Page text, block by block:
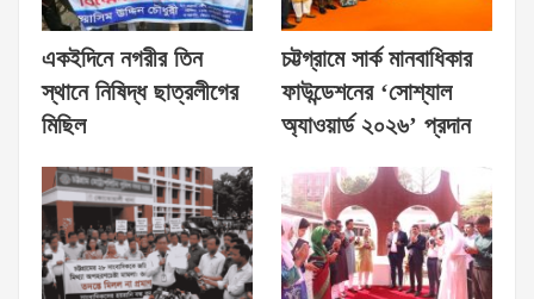
একইদিনে নগরীর তিন
স্থানে নিষিদ্ধ ছাত্রলীগের
মিছিল
চট্টগ্রামে সার্ক মানবাধিকার
ফাউন্ডেশনের ‘সোশ্যাল
অ্যাওয়ার্ড ২০২৬’ প্রদান